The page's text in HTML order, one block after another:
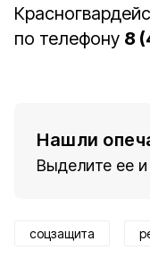
по телефону 8
Нашли
Выделите ее
соцзащита